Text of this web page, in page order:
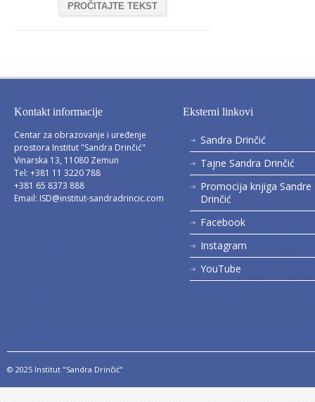
PROČITAJTE TEKST
Kontakt informacije
Centar za obrazovanje i uređenje
prostora Institut "Sandra Drinčić"
Vinarska 13, 11080 Zemun
Tel: +381 11 3220 788
+381 65 8373 888
Email: ISD@institut-sandradrincic.com
Eksterni linkovi
Sandra Drinčić
Tajne Sandra Drinčić
Promocija knjiga Sandre
Drinčić
Facebook
Instagram
YouTube
© 2025 Institut "Sandra Drinčić"